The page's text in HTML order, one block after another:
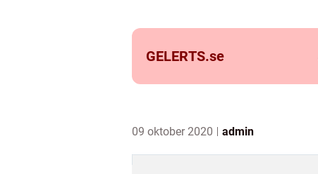
GELERTS.se
09 oktober 2020 admin